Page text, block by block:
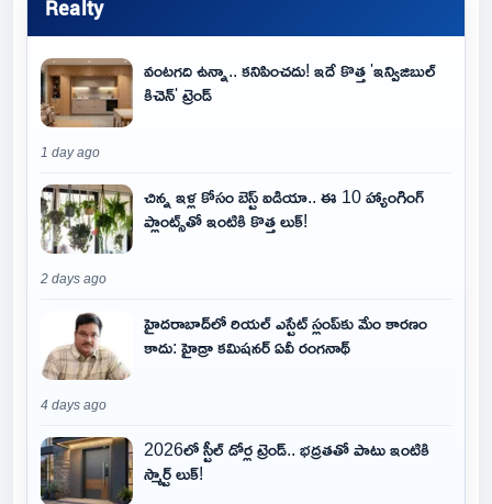
Realty
వంటగది ఉన్నా.. కనిపించదు! ఇదే కొత్త 'ఇన్విజిబుల్
కిచెన్' ట్రెండ్
1 day ago
చిన్న ఇళ్ల కోసం బెస్ట్ ఐడియా.. ఈ 10 హ్యాంగింగ్
ప్లాంట్స్‌తో ఇంటికి కొత్త లుక్!
2 days ago
హైదరాబాద్‌లో రియల్ ఎస్టేట్ స్లంప్‌కు మేం కారణం
కాదు: హైడ్రా కమిషనర్ ఏవీ రంగనాథ్
4 days ago
2026లో స్టీల్ డోర్ల ట్రెండ్.. భద్రతతో పాటు ఇంటికి
స్మార్ట్ లుక్!